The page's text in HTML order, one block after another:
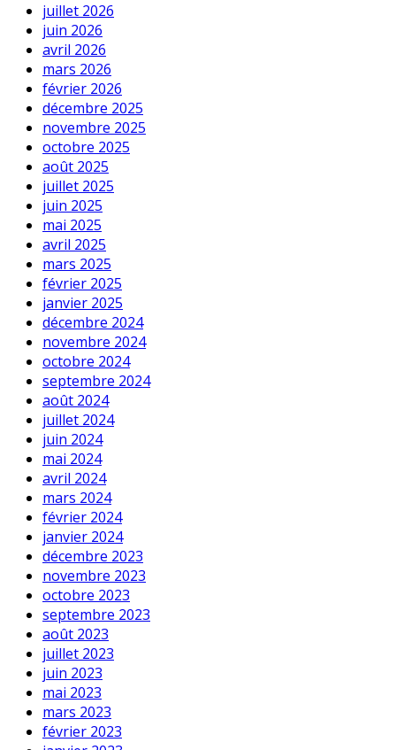
juillet 2026
juin 2026
avril 2026
mars 2026
février 2026
décembre 2025
novembre 2025
octobre 2025
août 2025
juillet 2025
juin 2025
mai 2025
avril 2025
mars 2025
février 2025
janvier 2025
décembre 2024
novembre 2024
octobre 2024
septembre 2024
août 2024
juillet 2024
juin 2024
mai 2024
avril 2024
mars 2024
février 2024
janvier 2024
décembre 2023
novembre 2023
octobre 2023
septembre 2023
août 2023
juillet 2023
juin 2023
mai 2023
mars 2023
février 2023